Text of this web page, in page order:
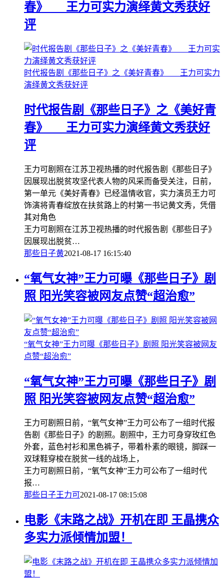
春》 王力可实力演绎黄文秀获好
评
时代报告剧《那些日子》之《美好青春》 王力可实力
演绎黄文秀获好评
时代报告剧《那些日子》之《美好青
春》 王力可实力演绎黄文秀获好
评
王力可剧照在江苏卫视热播的时代报告剧《那些日子》
因展现出脱贫攻坚代表人物的风采而备受关注，日前，
第一单元《美好青春》已经温情收官，实力演员王力可
饰演将青春绽放在扶贫路上的村第一书记黄文秀，凭借
其对角色
王力可剧照在江苏卫视热播的时代报告剧《那些日子》
因展现出脱贫…
那些日子黄2021-08-17 16:15:40
“氧气女神”王力可曝《那些日子》剧
照 阳光笑容被网友点赞“超治愈”
“氧气女神”王力可曝《那些日子》剧照 阳光笑容被网友
点赞“超治愈”
“氧气女神”王力可曝《那些日子》剧
照 阳光笑容被网友点赞“超治愈”
王力可剧照日前，“氧气女神”王力可公布了一组时代报
告剧《那些日子》的剧照。剧照中，王力可身穿玫红色
外套，蓝色衬衫和黑色裤子，带着朴素的眼镜，脚踩一
双球鞋穿梭在脱贫一线的战场上，
王力可剧照日前，“氧气女神”王力可公布了一组时代
报…
那些日子王力可2021-08-17 08:15:08
电影《末路之战》开机在即 王晶携众
多实力派倾情加盟！